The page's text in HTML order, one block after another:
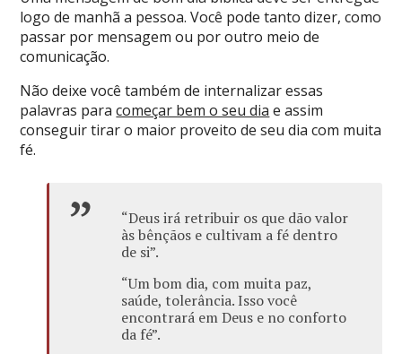
logo de manhã a pessoa. Você pode tanto dizer, como
passar por mensagem ou por outro meio de
comunicação.
Não deixe você também de internalizar essas
palavras paracomeçar bem o seu dia e assim
conseguir tirar o maior proveito de seu dia com muita
fé.
“Deus irá retribuir os que dão valor
às bênçãos e cultivam a fé dentro
de si”.
“Um bom dia, com muita paz,
saúde, tolerância. Isso você
encontrará em Deus e no conforto
da fé”.